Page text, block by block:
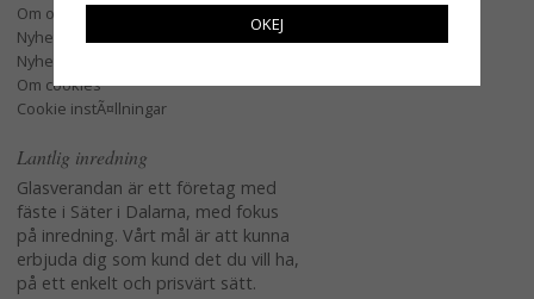
Om oss
Nyheter
Nyhetsbrev
Om cookies
Cookie instÃ¤llningar
Lantlig inredning
Glasverandan är ett företag med
fäste i Säter i Dalarna, med fokus
på inredning. Vårt mål är att kunna
erbjuda dig som kund det du vill ha,
på ett enkelt och prisvärt sätt.
OKEJ